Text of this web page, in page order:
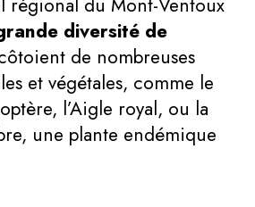
diversité de
de nombreuses
et végétales, comme le
l’Aigle royal, ou la
une plante endémique